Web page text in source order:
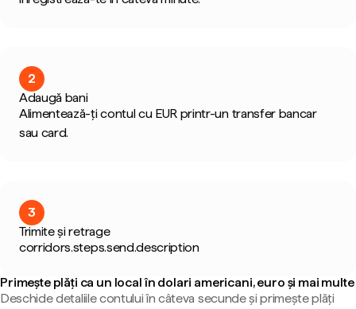
2
Adaugă bani
Alimentează-ți contul cu EUR printr-un transfer bancar
sau card.
3
Trimite și retrage
corridors.steps.send.description
Primește plăți ca un local în dolari americani, euro și mai multe
Deschide detaliile contului în câteva secunde și primește plăți